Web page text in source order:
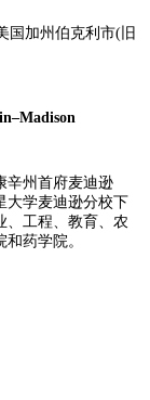
国加州伯克利市(旧
辛州首府麦迪逊
大学麦迪逊分校下
、工程、教育、农
药学院。